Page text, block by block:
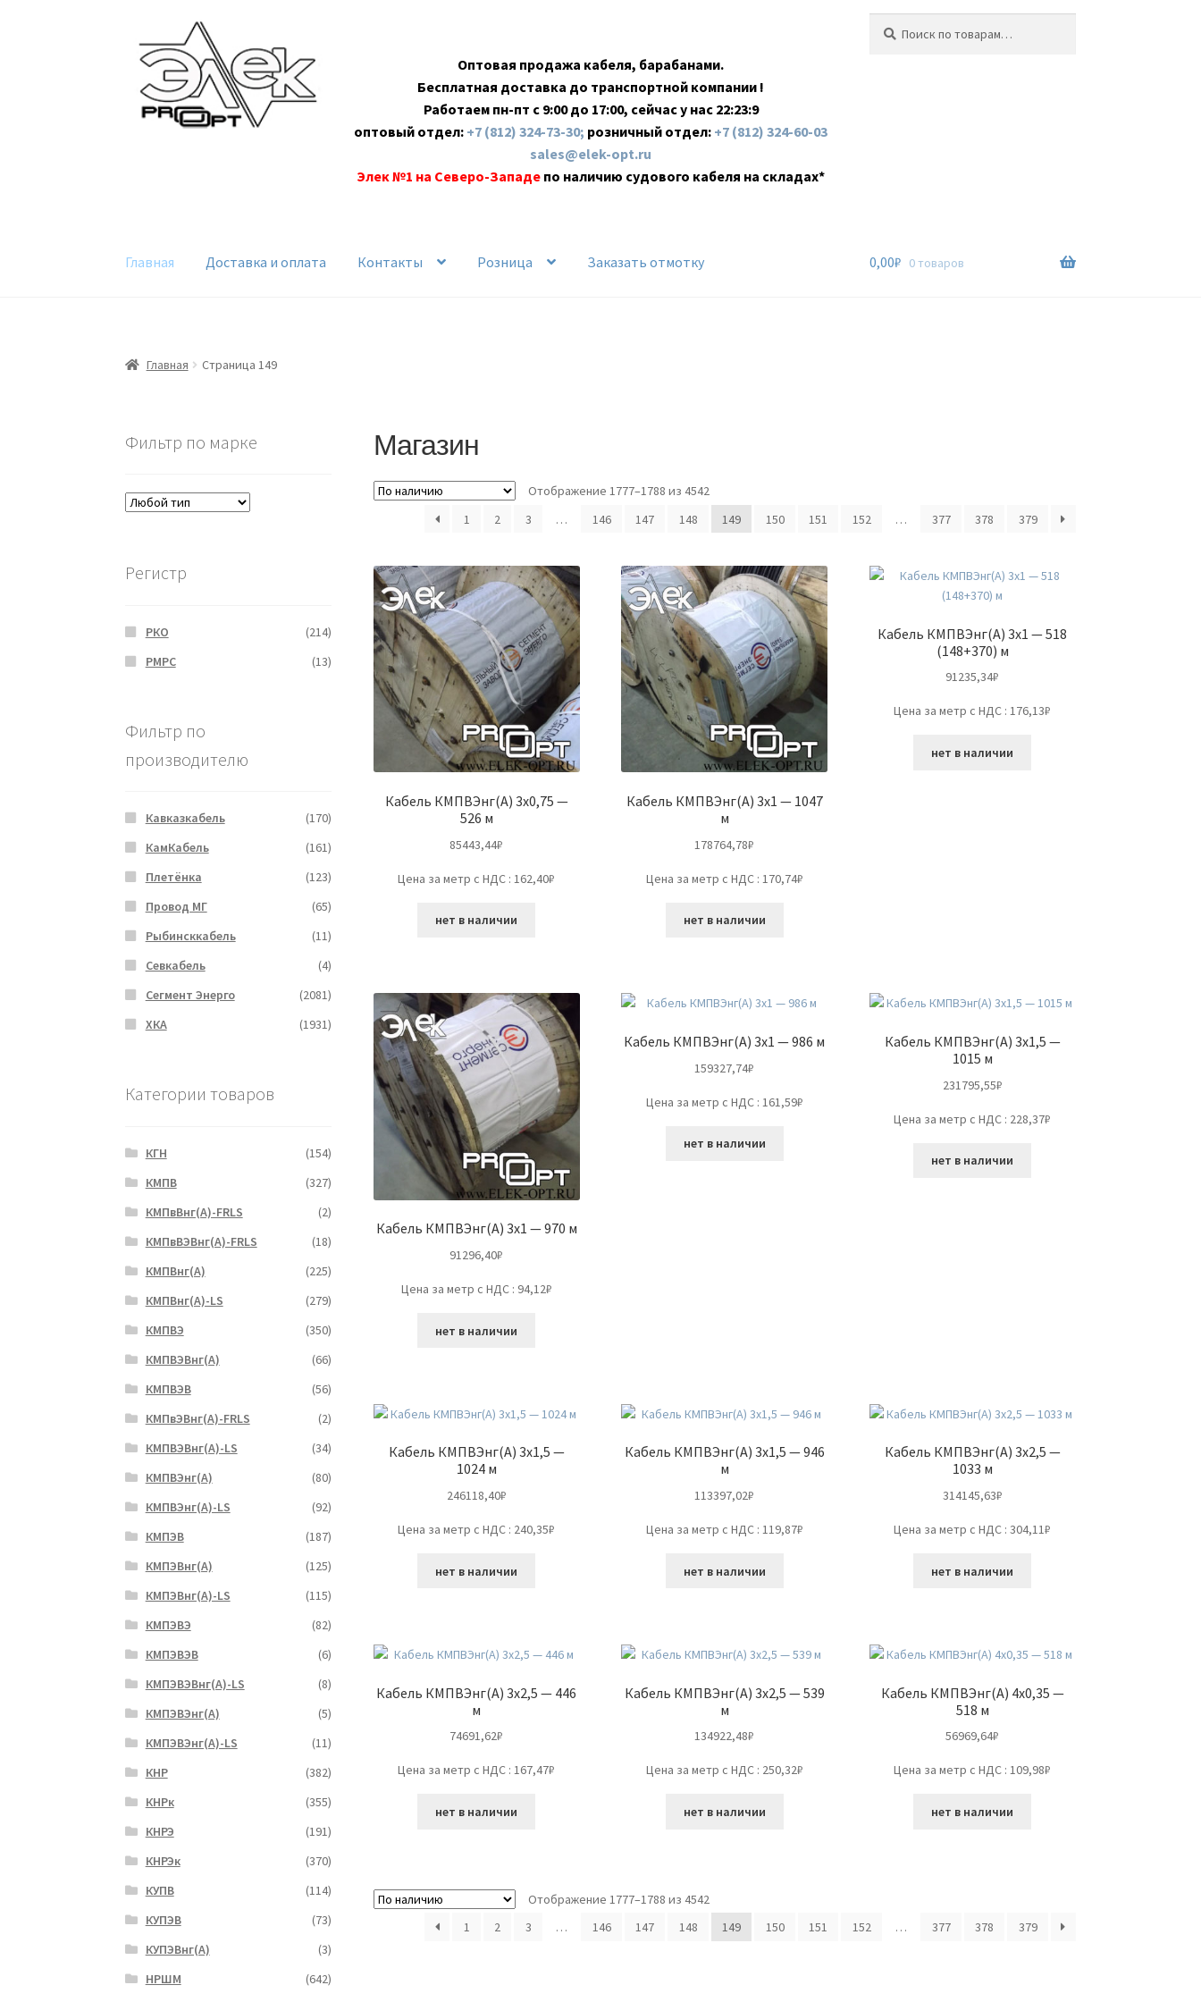
навигации
содержимому
Оптовая продажа кабеля, барабанами.
Бесплатная доставка до транспортной компании !
Работаем пн-пт с 9:00 до 17:00, сейчас у нас 22:23:9
оптовый отдел: +7 (812) 324-73-30; розничный отдел: +7 (812) 324-60-03
sales@elek-opt.ru
Элек №1 на Северо-Западе по наличию судового кабеля на складах*
Главная Доставка и оплата Контакты Розница Заказать отмотку 0,00₽ 0 товаров
Главная Страница 149
Магазин
Отображение 1777–1788 из 4542
1
2 3 … 146 147 148 149 150 151 152 … 377 378 379
Кабель КМПВЭнг(А) 3х0,75 —
526 м
85443,44₽
Цена за метр с НДС : 162,40₽
нет в наличии
Кабель КМПВЭнг(А) 3х1 — 1047
м
178764,78₽
Цена за метр с НДС : 170,74₽
нет в наличии
Кабель КМПВЭнг(А) 3х1 — 518
(148+370) м
91235,34₽
Цена за метр с НДС : 176,13₽
нет в наличии
Кабель КМПВЭнг(А) 3х1 — 970 м
91296,40₽
Цена за метр с НДС : 94,12₽
нет в наличии
Кабель КМПВЭнг(А) 3х1 — 986 м
159327,74₽
Цена за метр с НДС : 161,59₽
нет в наличии
Кабель КМПВЭнг(А) 3х1,5 —
1015 м
231795,55₽
Цена за метр с НДС : 228,37₽
нет в наличии
Кабель КМПВЭнг(А) 3х1,5 —
1024 м
246118,40₽
Цена за метр с НДС : 240,35₽
нет в наличии
Кабель КМПВЭнг(А) 3х1,5 — 946
м
113397,02₽
Цена за метр с НДС : 119,87₽
нет в наличии
Кабель КМПВЭнг(А) 3х2,5 —
1033 м
314145,63₽
Цена за метр с НДС : 304,11₽
нет в наличии
Кабель КМПВЭнг(А) 3х2,5 — 446
м
74691,62₽
Цена за метр с НДС : 167,47₽
нет в наличии
Кабель КМПВЭнг(А) 3х2,5 — 539
м
134922,48₽
Цена за метр с НДС : 250,32₽
нет в наличии
Кабель КМПВЭнг(А) 4х0,35 —
518 м
56969,64₽
Цена за метр с НДС : 109,98₽
нет в наличии
Отображение 1777–1788 из 4542
1
2 3 … 146 147 148 149 150 151 152 … 377 378 379
Фильтр по марке
Регистр
РКО
(214)
РМРС
(13)
Фильтр по
производителю
Кавказкабель
(170)
КамКабель
(161)
Плетёнка
(123)
Провод МГ
(65)
Рыбинсккабель
(11)
Севкабель
(4)
Сегмент Энерго
(2081)
ХКА
(1931)
Категории товаров
КГН
(154)
КМПВ
(327)
КМПвВнг(А)-FRLS
(2)
КМПвВЭВнг(А)-FRLS
(18)
КМПВнг(А)
(225)
КМПВнг(А)-LS
(279)
КМПВЭ
(350)
КМПВЭBнг(А)
(66)
КМПВЭВ
(56)
КМПвЭВнг(А)-FRLS
(2)
КМПВЭВнг(А)-LS
(34)
КМПВЭнг(А)
(80)
КМПВЭнг(А)-LS
(92)
КМПЭВ
(187)
КМПЭВнг(А)
(125)
КМПЭВнг(А)-LS
(115)
КМПЭВЭ
(82)
КМПЭВЭВ
(6)
КМПЭВЭВнг(А)-LS
(8)
КМПЭВЭнг(А)
(5)
КМПЭВЭнг(А)-LS
(11)
КНР
(382)
КНРк
(355)
КНРЭ
(191)
КНРЭк
(370)
КУПВ
(114)
КУПЭВ
(73)
КУПЭВнг(А)
(3)
НРШМ
(642)